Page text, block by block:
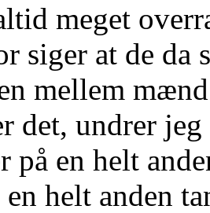
meget
siger at de da
mellem
det, undrer
på en helt
helt anden